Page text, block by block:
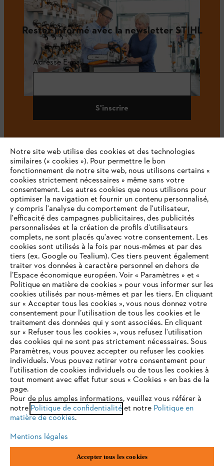
Restez informé avec la newsletter STIHL
Adresse E-mail
S'inscrire
#STIHL
L'Entreprise
STIHL FAQ
Contact
Politique de protection des données
Mentions légales Utilisation des cookies
ANDREAS STIHL NV, Veurtstraat 117, 2870 Puurs-Sint-Amands,
VOTRE NAVIGATEUR INTERNET
N'EST PLUS PRIS EN CHARGE
Vous utilisez un navigateur Internet que nous ne prenons plus
en charge, et certaines fonctionnalités de notre site ne
peuvent fonctionner correctement. Pour une utilisation
optimale de notre site, nous vous recommandons de passer à
l'un des navigateurs suivants :
firefox chrome
Notre site web utilise des cookies et des technologies
similaires (« cookies »). Pour permettre le bon
fonctionnement de notre site web, nous utilisons certains «
cookies strictement nécessaires » même sans votre
consentement. Les autres cookies que nous utilisons pour
optimiser la navigation et fournir un contenu personnalisé,
y compris l'analyse du comportement de l'utilisateur,
l'efficacité des campagnes publicitaires, des publicités
personnalisées et la création de profils d'utilisateurs
complets, ne sont placés qu'avec votre consentement. Les
cookies sont utilisés à la fois par nous-mêmes et par des
tiers (ex. Google ou Tealium). Ces tiers peuvent également
traiter vos données à caractère personnel en dehors de
l’Espace économique européen. Voir « Paramètres » et «
Politique en matière de cookies » pour vous informer sur les
cookies utilisés par nous-mêmes et par les tiers. En cliquant
sur « Accepter tous les cookies », vous nous donnez votre
consentement pour l’utilisation de tous les cookies et le
traitement des données qui y sont associées. En cliquant
sur « Refuser tous les cookies », vous refusez l'utilisation
des cookies qui ne sont pas strictement nécessaires. Sous
Paramètres, vous pouvez accepter ou refuser les cookies
individuels. Vous pouvez retirer votre consentement pour
l’utilisation de cookies individuels ou de tous les cookies à
tout moment avec effet futur sous « Cookies » en bas de la
page.
Pour de plus amples informations, veuillez vous référer à
notre Politique de confidentialitéet notre Politique en
matière de cookies.
Mentions légales
Accepter tous les cookies